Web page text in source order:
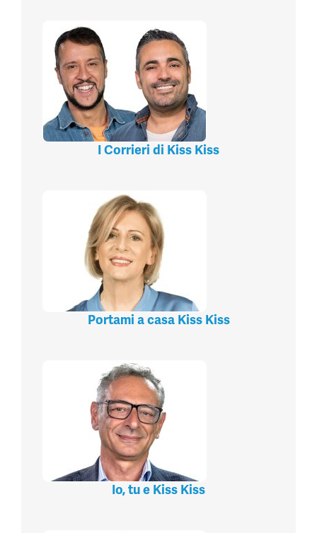
I Corrieri di Kiss Kiss
Portami a casa Kiss Kiss
Io, tu e Kiss Kiss